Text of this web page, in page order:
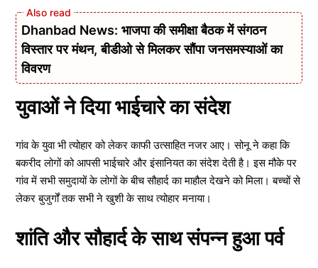
Dhanbad News: भाजपा की समीक्षा बैठक में संगठन
विस्तार पर मंथन, बीडीओ से मिलकर सौंपा जनसमस्याओं का
विवरण
युवाओं ने दिया भाईचारे का संदेश
गांव के युवा भी त्योहार को लेकर काफी उत्साहित नजर आए। सोनू ने कहा कि
बकरीद लोगों को आपसी भाईचारे और इंसानियत का संदेश देती है। इस मौके पर
गांव में सभी समुदायों के लोगों के बीच सौहार्द का माहौल देखने को मिला। बच्चों से
लेकर बुजुर्गों तक सभी ने खुशी के साथ त्योहार मनाया।
शांति और सौहार्द के साथ संपन्न हुआ पर्व